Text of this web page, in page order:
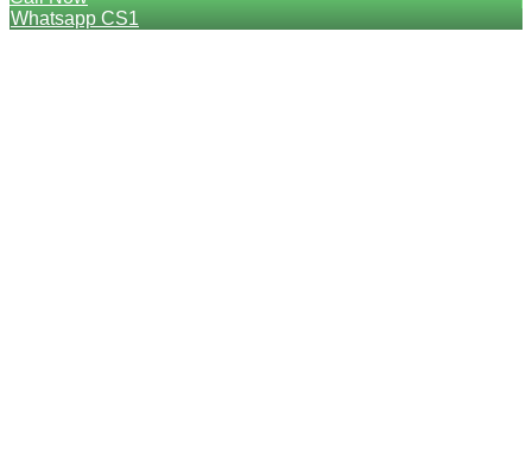
Whatsapp CS1